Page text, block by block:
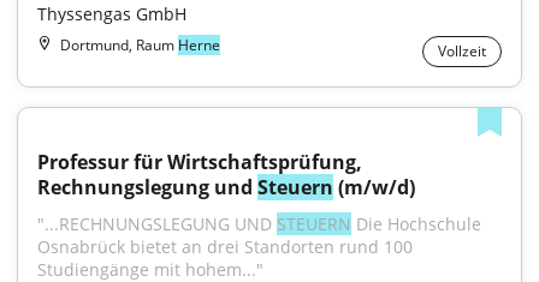
Thyssengas GmbH
Dortmund, Raum Herne Vollzeit
Professur für Wirtschaftsprüfung,
Rechnungslegung und Steuern (m/w/d)
"...RECHNUNGSLEGUNG UND STEUERN Die Hochschule
Osnabrück bietet an drei Standorten rund 100
Studiengänge mit hohem..."